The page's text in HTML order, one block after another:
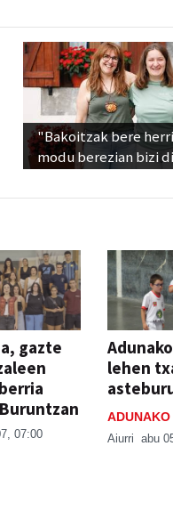
"Bakoitzak bere
modu berezian bizi
gazte
07:00
lehen
Aiurri abu